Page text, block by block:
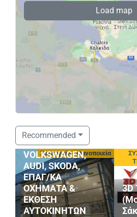
Load map
Recommended
Συνεργεία - Φανοποιεία
ΣΤΑΘΟΠΟΥΛΟΣ
SERVICE
VOLKSWAGEN,
AUDI, SKODA,
ΕΠΑΓ/ΚΑ
ΟΧΗΜΑΤΑ &
ΕΚΘΕΣΗ
ΑΥΤΟΚΙΝΗΤΩΝ
3D